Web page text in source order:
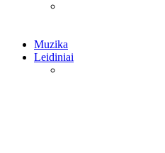
Muzika
Leidiniai